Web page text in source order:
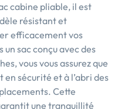
cabine pliable, il est
résistant et
efficacement vos
sac conçu avec des
vous vous assurez que
sécurité et à l’abri des
Cette
une tranquillité